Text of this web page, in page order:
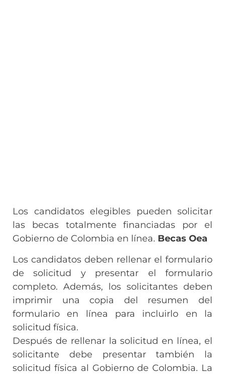
Los candidatos elegibles pueden solicitar
las becas totalmente financiadas por el
Gobierno de Colombia en línea. Becas Oea
Los candidatos deben rellenar el formulario
de solicitud y presentar el formulario
completo. Además, los solicitantes deben
imprimir una copia del resumen del
formulario en línea para incluirlo en la
solicitud física.
Después de rellenar la solicitud en línea, el
solicitante debe presentar también la
solicitud física al Gobierno de Colombia. La